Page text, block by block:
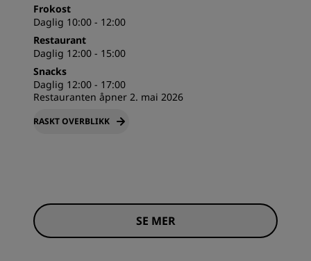
Frokost
Daglig 10:00 - 12:00
Restaurant
Daglig 12:00 - 15:00
Snacks
Daglig 12:00 - 17:00
Restauranten åpner 2. mai 2026
RASKT OVERBLIKK
SE MER